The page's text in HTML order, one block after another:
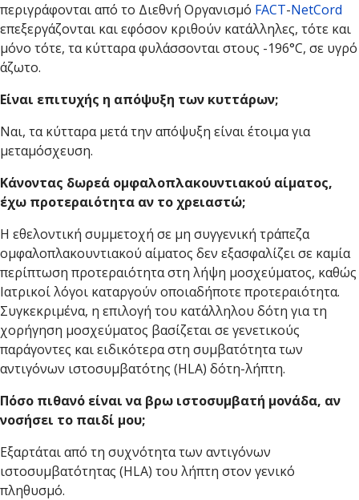
περιγράφονται από το Διεθνή Οργανισμό FACT-NetCord
επεξεργάζονται και εφόσον κριθούν κατάλληλες, τότε και
μόνο τότε, τα κύτταρα φυλάσσονται στους -196°C, σε υγρό
άζωτο.
Είναι επιτυχής η απόψυξη των κυττάρων;
Ναι, τα κύτταρα μετά την απόψυξη είναι έτοιμα για
μεταμόσχευση.
Κάνοντας δωρεά ομφαλοπλακουντιακού αίματος,
έχω προτεραιότητα αν το χρειαστώ;
Η εθελοντική συμμετοχή σε μη συγγενική τράπεζα
ομφαλοπλακουντιακού αίματος δεν εξασφαλίζει σε καμία
περίπτωση προτεραιότητα στη λήψη μοσχεύματος, καθώς
Ιατρικοί λόγοι καταργούν οποιαδήποτε προτεραιότητα.
Συγκεκριμένα, η επιλογή του κατάλληλου δότη για τη
χορήγηση μοσχεύματος βασίζεται σε γενετικούς
παράγοντες και ειδικότερα στη συμβατότητα των
αντιγόνων ιστοσυμβατότης (HLA) δότη-λήπτη.
Πόσο πιθανό είναι να βρω ιστοσυμβατή μονάδα, αν
νοσήσει το παιδί μου;
Εξαρτάται από τη συχνότητα των αντιγόνων
ιστοσυμβατότητας (HLA) του λήπτη στον γενικό
πληθυσμό.